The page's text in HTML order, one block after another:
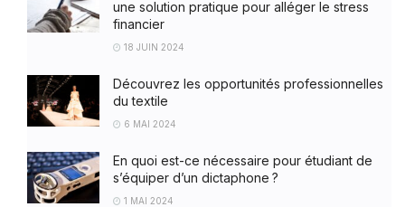
une solution pratique pour alléger le stress
financier
18 JUIN 2024
Découvrez les opportunités professionnelles
du textile
6 MAI 2024
En quoi est-ce nécessaire pour étudiant de
s’équiper d’un dictaphone ?
1 MAI 2024